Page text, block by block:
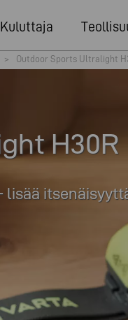
Kuluttaja
> Outdoor Sports Ultralight
H30R